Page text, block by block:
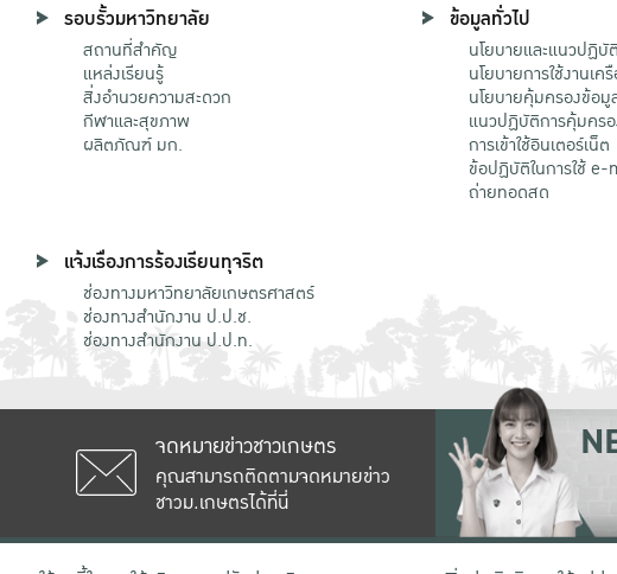
รอบรั้วมหาวิทยาลัย
สถานที่สำคัญ
แหล่งเรียนรู้
สิ่งอำนวยความสะดวก
กีฬาและสุขภาพ
ผลิตภัณฑ์ มก.
ข้อมูลทั่วไป
นโยบายและแนวปฏิ
นโยบายการใช้งานเค
นโยบายคุ้มครองข้อ
แนวปฏิบัติการคุ้มคร
การเข้าใช้อินเตอร์เน็ต
ข้อปฏิบัติในการใช้
ถ่ายทอดสด
แจ้งเรื่องการร้องเรียนทุจริต
ช่องทางมหาวิทยาลัยเกษตรศาสตร์
ช่องทางสำนักงาน ป.ป.ช.
ช่องทางสำนักงาน ป.ป.ท.
จดหมายข่าวชาวเกษตร
คุณสามารถติดตามจดหมายข่าว
ชาวม.เกษตรได้ที่นี่